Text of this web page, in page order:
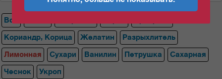
Все
Кориандр, Корица
Желатин
Разрыхлитель
Лимонная
Сухари Ванилин Петрушка
Сахарная
Чеснок
Укроп